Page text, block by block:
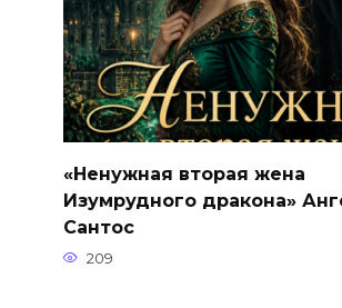
«Ненужная вторая жена
Изумрудного дракона»
Сантос
209